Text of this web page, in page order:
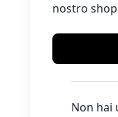
nostro
Non hai